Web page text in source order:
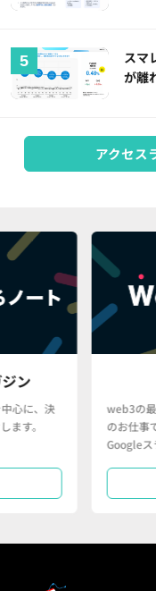
スマ
が離
アクセス
決
web3の最新事例
のお仕事で利用
Googleスライド